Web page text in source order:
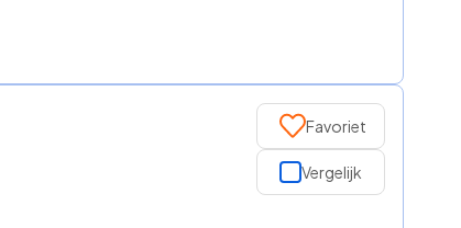
Favoriet
Vergelijk